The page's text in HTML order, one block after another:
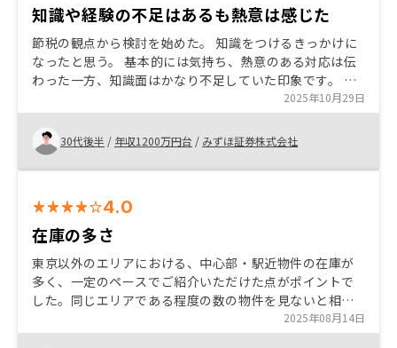
知識や経験の不足はあるも熱意は感じた
節税の観点から検討を始めた。 知識をつけるきっかけに
なったと思う。 基本的には気持ち、熱意のある対応は伝
わった一方、知識面はかなり不足していた印象です。 築
フル物件のリスク説明に関してはより十分にする必要あ
ると思いました。 不安な点を聞いた際には、こうだから
大丈夫というセールストーク的な文言だったように思
い、顧客目線ではないなと感じました。
2025年10月29日
30代後半 / 年収1200万円台 / みずほ証券株式会社
4.0
在庫の多さ
東京以外のエリアにおける、中心部・駅近物件の在庫が
多く、一定のペースでご紹介いただけた点がポイントで
した。同じエリアである程度の数の物件を見ないと相場
感を掴めないので、月1-2回のペースで物件を紹介してい
ただけたことで、検討しやすくなりました。
2025年08月14日